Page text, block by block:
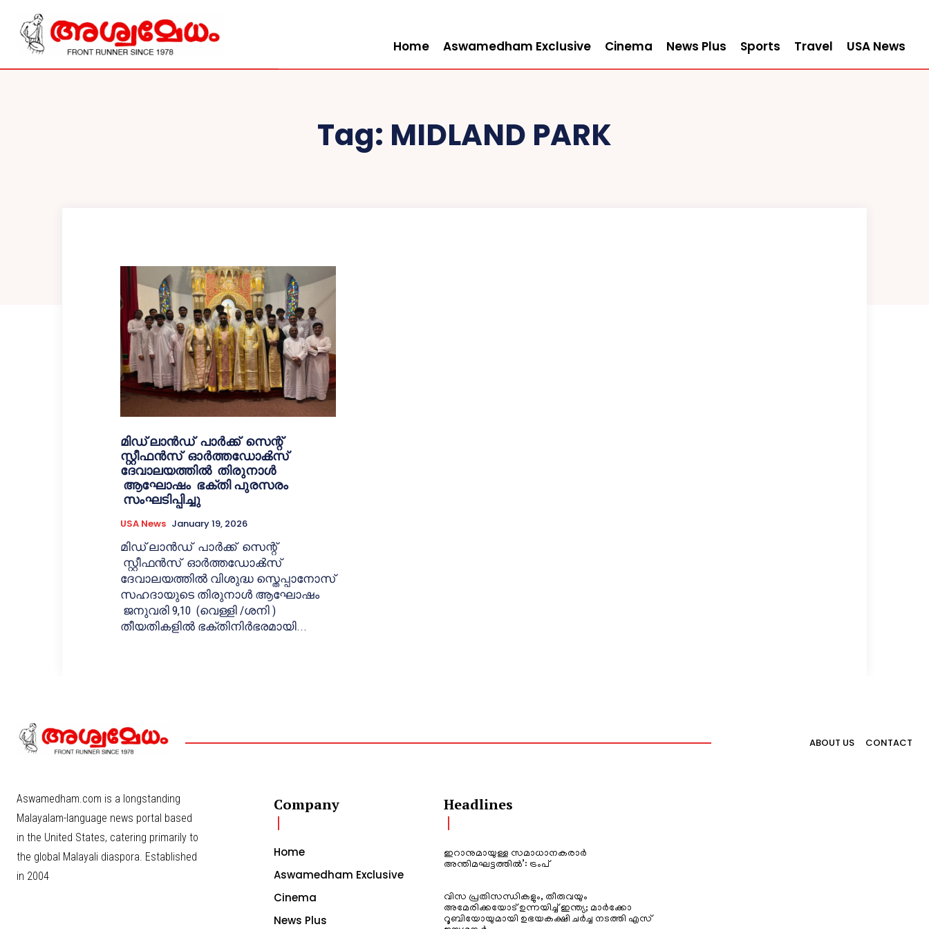
Home Aswamedham Exclusive Cinema News Plus Sports Travel USA News
Tag: MIDLAND PARK
മിഡ് ലാൻഡ്‌ പാർക്ക്‌ സെന്റ്‌
സ്റ്റീഫൻസ് ഓർത്തഡോൿസ്‌
ദേവാലയത്തിൽ തിരുനാൾ
ആഘോഷം ഭക്തി പുരസരം
സംഘടിപ്പിച്ചു
USA News January 19, 2026
മിഡ് ലാൻഡ്‌ പാർക്ക്‌ സെന്റ്‌
സ്റ്റീഫൻസ് ഓർത്തഡോൿസ്‌
ദേവാലയത്തിൽ വിശുദ്ധ സ്തെപ്പാനോസ്
സഹദായുടെ തിരുനാൾ ആഘോഷം
ജനുവരി 9,10 (വെള്ളി /ശനി )
തീയതികളിൽ ഭക്തിനിർഭരമായി...
ABOUT US CONTACT
Aswamedham.com is a longstanding
Malayalam-language news portal based
in the United States, catering primarily to
the global Malayali diaspora. Established
in 2004
Company
Home
Aswamedham Exclusive
Cinema
News Plus
Headlines
ഇറാനുമായുള്ള സമാധാനകരാർ
അന്തിമഘട്ടത്തിൽ‌’: ട്രംപ്
വിസ പ്രതിസന്ധികളും, തീരുവയും
അമേരിക്കയോട് ഉന്നയിച്ച് ഇന്ത്യ; മാർക്കോ
റൂബിയോയുമായി ഉഭയകക്ഷി ചർച്ച നടത്തി എസ്